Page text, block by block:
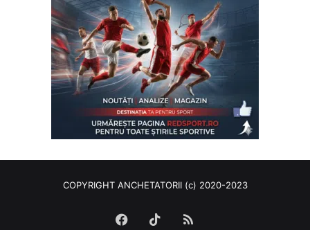
COPYRIGHT ANCHETATORII (c) 2020-2023
Facebook
TikTok